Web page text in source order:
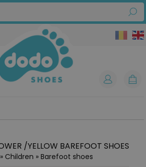
/YELLOW BAREFOOT SHOES
» Children » Barefoot shoes